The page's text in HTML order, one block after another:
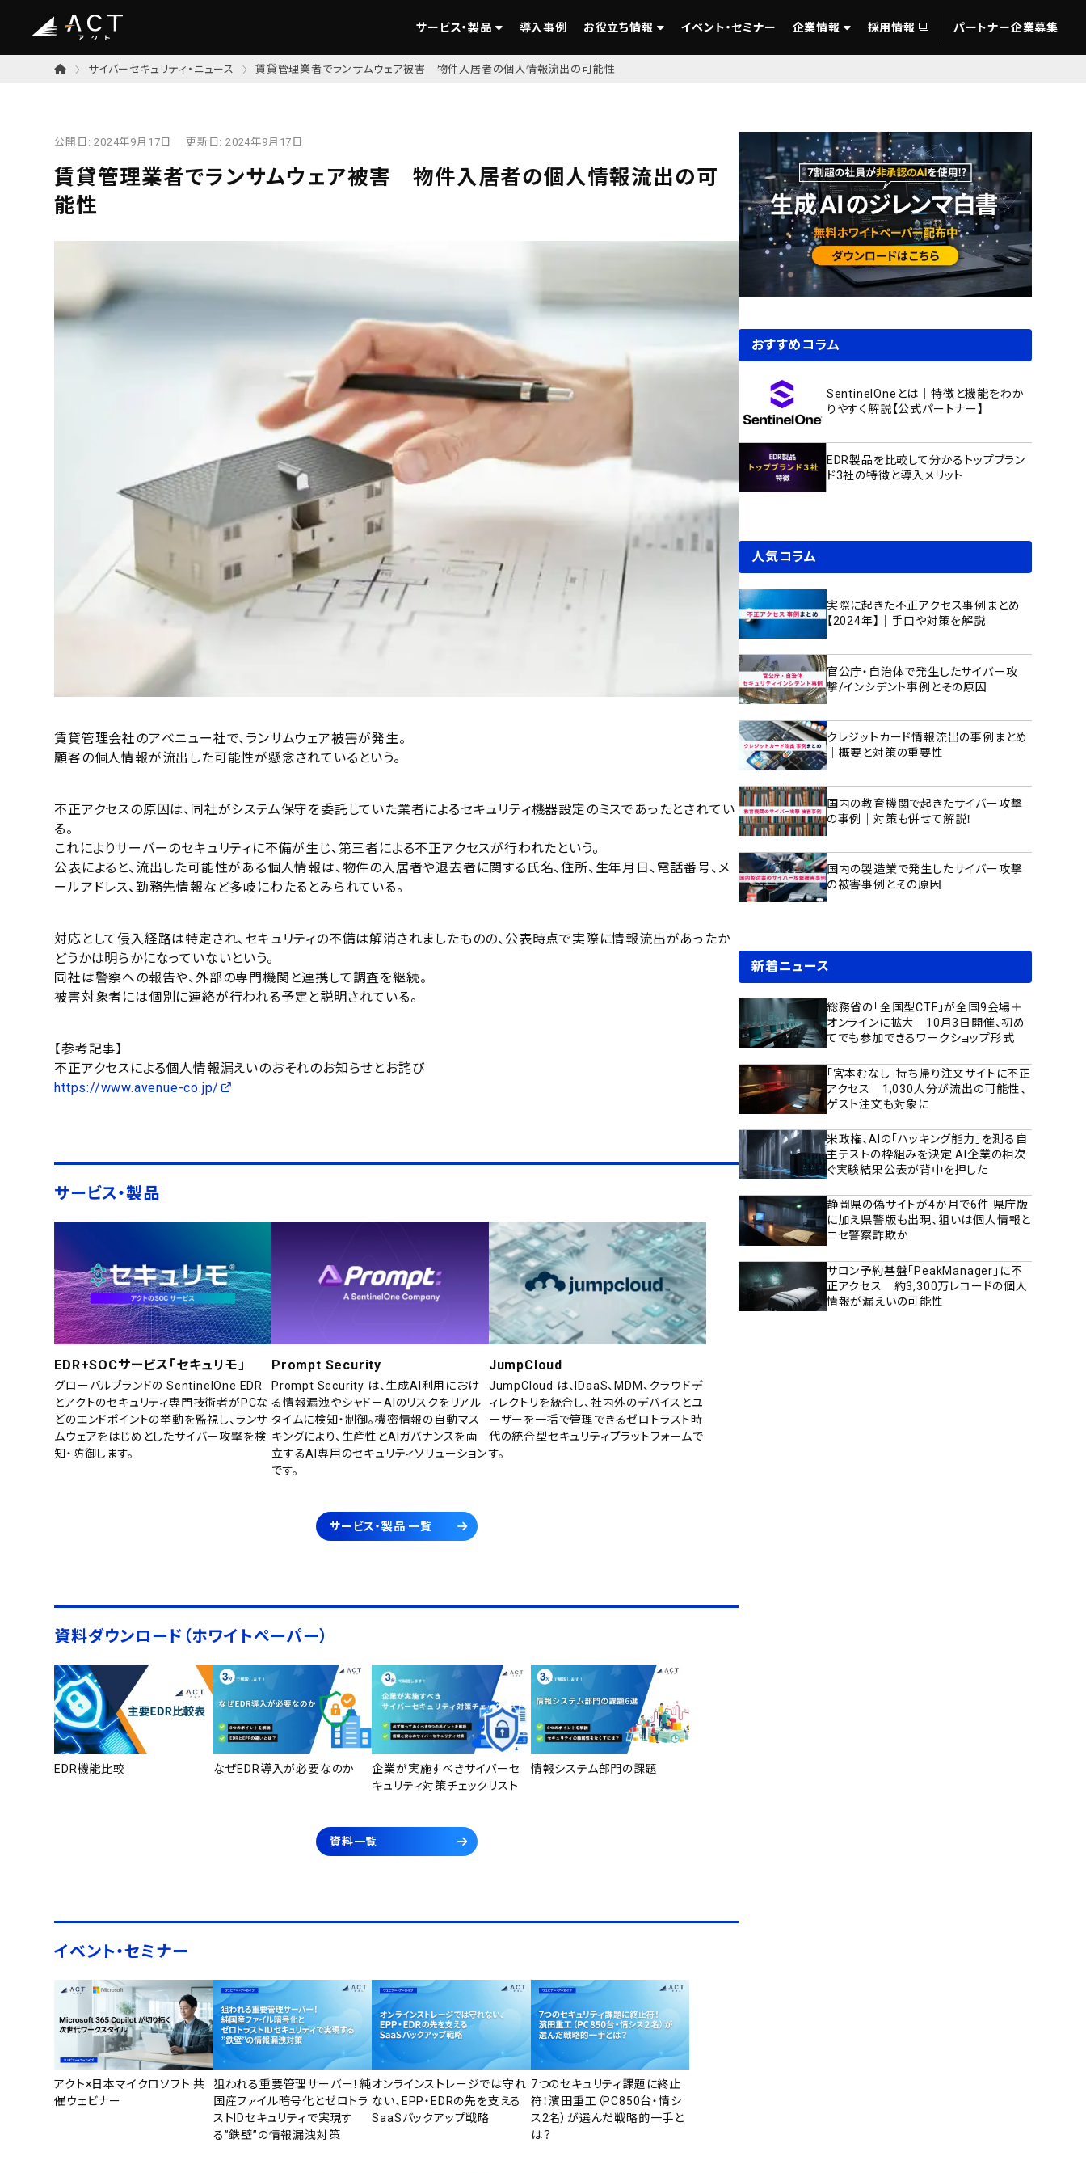
サービス・製品 導入事例 お役立ち情報 イベント・セミナー 企業情報 採用情報 パートナー企業募集
サイバーセキュリティ・ニュース 賃貸管理業者でランサムウェア被害 物件入居者の個人情報流出の可能性
公開日:2024年9月17日 更新日: 2024年9月17日
賃貸管理業者でランサムウェア被害 物件入居者の個人情報流出の可
能性
賃貸管理会社のアベニュー社で、ランサムウェア被害が発生。
顧客の個人情報が流出した可能性が懸念されているという。
不正アクセスの原因は、同社がシステム保守を委託していた業者によるセキュリティ機器設定のミスであったとされてい
る。
これによりサーバーのセキュリティに不備が生じ、第三者による不正アクセスが行われたという。
公表によると、流出した可能性がある個人情報は、物件の入居者や退去者に関する氏名、住所、生年月日、電話番号、メ
ールアドレス、勤務先情報など多岐にわたるとみられている。
対応として侵入経路は特定され、セキュリティの不備は解消されましたものの、公表時点で実際に情報流出があったか
どうかは明らかになっていないという。
同社は警察への報告や、外部の専門機関と連携して調査を継続。
被害対象者には個別に連絡が行われる予定と説明されている。
【参考記事】
不正アクセスによる個人情報漏えいのおそれのお知らせとお詫び
https://www.avenue-co.jp/
サービス・製品
EDR+SOCサービス「セキュリモ」
グローバルブランドの SentinelOne EDR
とアクトのセキュリティ専門技術者がPCな
どのエンドポイントの挙動を監視し、ランサ
ムウェアをはじめとしたサイバー攻撃を検
知・防御します。
Prompt Security
Prompt Security は、生成AI利用におけ
る情報漏洩やシャドーAIのリスクをリアル
タイムに検知・制御。機密情報の自動マス
キングにより、生産性とAIガバナンスを両
立するAI専用のセキュリティソリューション
です。
JumpCloud
JumpCloud は、IDaaS、MDM、クラウドデ
ィレクトリを統合し、社内外のデバイスとユ
ーザーを一括で管理できるゼロトラスト時
代の統合型セキュリティプラットフォームで
す。
サービス・製品 一覧
資料ダウンロード（ホワイトペーパー）
EDR機能比較 なぜEDR導入が必要なのか
企業が実施すべきサイバーセ
キュリティ対策チェックリスト
情報システム部門の課題
資料一覧
イベント・セミナー
アクト×日本マイクロソフト 共
催ウェビナー
狙われる重要管理サーバー！純
国産ファイル暗号化とゼロトラ
ストIDセキュリティで実現す
る”鉄壁”の情報漏洩対策
オンラインストレージでは守れ
ない、EPP・EDRの先を支える
SaaSバックアップ戦略
7つのセキュリティ課題に終止
符！濱田重工（PC850台・情シ
ス2名）が選んだ戦略的一手と
は？
おすすめコラム
SentinelOneとは｜特徴と機能をわか
りやすく解説【公式パートナー】
EDR製品を比較して分かるトップブラン
ド3社の特徴と導入メリット
人気コラム
実際に起きた不正アクセス事例まとめ
【2024年】｜手口や対策を解説
官公庁・自治体で発生したサイバー攻
撃/インシデント事例とその原因
クレジットカード情報流出の事例まとめ
｜概要と対策の重要性
国内の教育機関で起きたサイバー攻撃
の事例｜対策も併せて解説！
国内の製造業で発生したサイバー攻撃
の被害事例とその原因
新着ニュース
総務省の「全国型CTF」が全国9会場＋
オンラインに拡大 10月3日開催、初め
てでも参加できるワークショップ形式
「宮本むなし」持ち帰り注文サイトに不正
アクセス 1,030人分が流出の可能性、
ゲスト注文も対象に
米政権、AIの「ハッキング能力」を測る自
主テストの枠組みを決定 AI企業の相次
ぐ実験結果公表が背中を押した
静岡県の偽サイトが4か月で6件 県庁版
に加え県警版も出現、狙いは個人情報と
ニセ警察詐欺か
サロン予約基盤「PeakManager」に不
正アクセス 約3,300万レコードの個人
情報が漏えいの可能性